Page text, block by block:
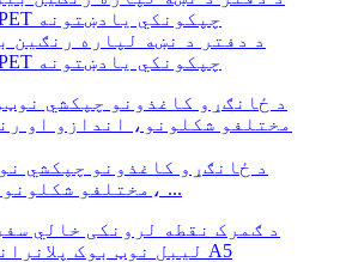
د دفتر د نښه لپاره رنګین
لرونکي PET چپکونکي یادښتونه
د ځانګړو کاغذونو چپکشي
مختلفو شکلونو کې راځي، ...